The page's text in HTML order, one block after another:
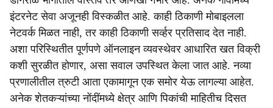
इंटरनेट सेवा अजूनही विस्कळीत आहे. काही ठिकाणी मोबाइलला
नेटवर्क मिळत नाही, तर काही ठिकाणी सर्व्हर प्रतिसाद देत नाही.
अशा परिस्थितीत पूर्णपणे ऑनलाइन व्यवस्थेवर आधारित खत विक्री
कशी सुरळीत होणार, असा सवाल उपस्थित केला जात आहे. नव्या
प्रणालीतील त्रुटी आता एकामागून एक समोर येऊ लागल्या आहेत.
अनेक शेतकऱ्यांच्या नोंदींमध्ये क्षेत्र आणि पिकांची माहितीच दिसत